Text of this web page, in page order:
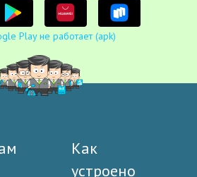
Play не работает (apk)
Как
устроено